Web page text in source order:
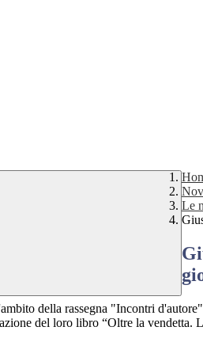
Le
della rassegna "Incontri
del loro libro “Oltre la vendetta.